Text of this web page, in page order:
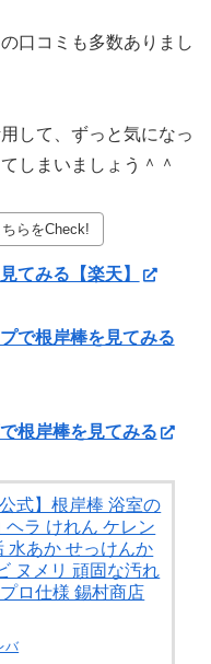
口コミも多数ありまし
して、ずっと気になっ
しまいましょう＾＾
らをCheck!
てみる【楽天】
で根岸棒を見てみる
根岸棒を見てみる
式】根岸棒 浴室の
ラ けれん ケレン
水あか せっけんか
ヌメリ 頑固な汚れ
ロ仕様 錫村商店
バ